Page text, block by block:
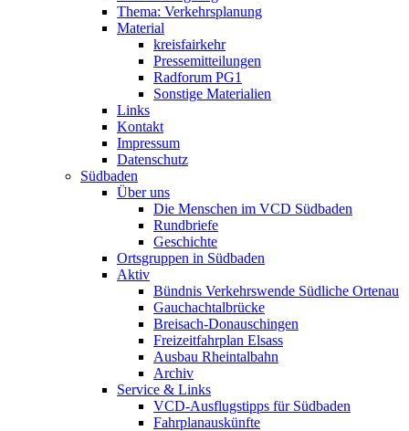
Thema: Verkehrsplanung
Material
kreisfairkehr
Pressemitteilungen
Radforum PG1
Sonstige Materialien
Links
Kontakt
Impressum
Datenschutz
Südbaden
Über uns
Die Menschen im VCD Südbaden
Rundbriefe
Geschichte
Ortsgruppen in Südbaden
Aktiv
Bündnis Verkehrswende Südliche Ortenau
Gauchachtalbrücke
Breisach-Donauschingen
Freizeitfahrplan Elsass
Ausbau Rheintalbahn
Archiv
Service & Links
VCD-Ausflugstipps für Südbaden
Fahrplanauskünfte